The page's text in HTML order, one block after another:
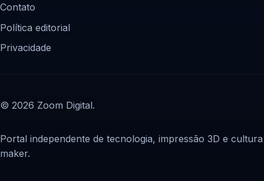
Contato
Política editorial
Privacidade
© 2026 Zoom Digital.
Portal independente de tecnologia, impressão 3D e cultura
maker.